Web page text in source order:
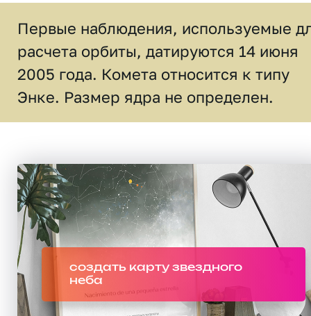
Первые наблюдения, используемые
расчета орбиты, датируются 14 июня
2005 года. Комета относится к типу
Энке. Размер ядра не определен.
создать карту звездного
неба